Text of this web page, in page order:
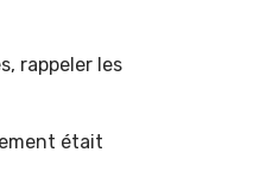
rappeler les
était